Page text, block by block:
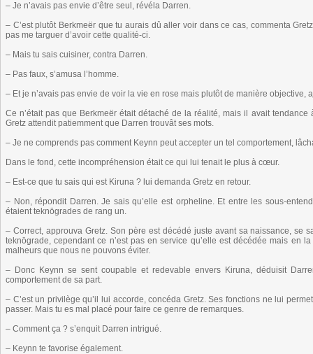
– Je n’avais pas envie d’être seul, révéla Darren.
– C’est plutôt Berkmeër que tu aurais dû aller voir dans ce cas, commenta
pas me targuer d’avoir cette qualité-ci.
– Mais tu sais cuisiner, contra Darren.
– Pas faux, s’amusa l’homme.
– Et je n’avais pas envie de voir la vie en rose mais plutôt de manière objective,
Ce n’était pas que Berkmeër était détaché de la réalité, mais il avait
Gretz attendit patiemment que Darren trouvât ses mots.
– Je ne comprends pas comment Keynn peut accepter un tel comportement,
Dans le fond, cette incompréhension était ce qui lui tenait le plus à cœur.
– Est-ce que tu sais qui est Kiruna ? lui demanda Gretz en retour.
– Non, répondit Darren. Je sais qu’elle est orpheline. Et entre les sous-
étaient teknögrades de rang un.
– Correct, approuva Gretz. Son père est décédé juste avant sa naissance, se
teknögrade, cependant ce n’est pas en service qu’elle est décédée mais en
malheurs que nous ne pouvons éviter.
– Donc Keynn se sent coupable et redevable envers Kiruna, déduisit
comportement de sa part.
– C’est un privilège qu’il lui accorde, concéda Gretz. Ses fonctions ne lui
passer. Mais tu es mal placé pour faire ce genre de remarques.
– Comment ça ? s’enquit Darren intrigué.
– Keynn te favorise également.